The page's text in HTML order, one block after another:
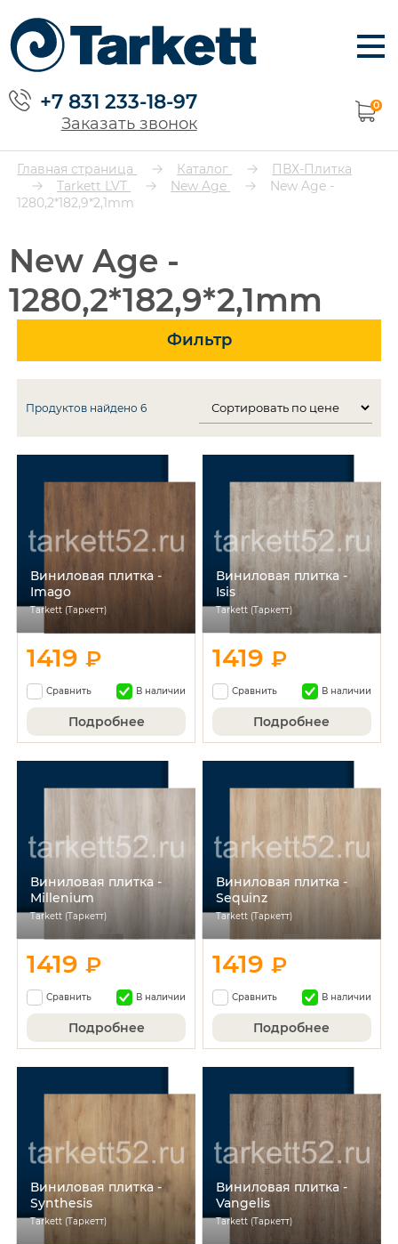
+7 831 233-18-97
Заказать звонок
0
Главная страница Каталог
ПВХ-Плитка
Tarkett LVT
New Age
New Age -
1280,2*182,9*2,1mm
New Age -
1280,2*182,9*2,1mm
Фильтр
Продуктов найдено6
Виниловая плитка -
Imago
Tarkett (Таркетт)
1419₽
Сравнить В наличии
Подробнее
Виниловая плитка -
Isis
Tarkett (Таркетт)
1419₽
Сравнить В наличии
Подробнее
Виниловая плитка -
Millenium
Tarkett (Таркетт)
1419₽
Сравнить В наличии
Подробнее
Виниловая плитка -
Sequinz
Tarkett (Таркетт)
1419₽
Сравнить В наличии
Подробнее
Виниловая плитка -
Synthesis
Tarkett (Таркетт)
Виниловая плитка -
Vangelis
Tarkett (Таркетт)